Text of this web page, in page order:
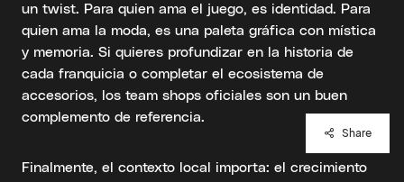
un twist. Para quien ama el juego, es identidad. Para
quien ama la moda, es una paleta gráfica con mística
y memoria. Si quieres profundizar en la historia de
cada franquicia o completar el ecosistema de
accesorios, los team shops oficiales son un buen
complemento de referencia.
Finalmente, el contexto local importa: el crecimiento
Share